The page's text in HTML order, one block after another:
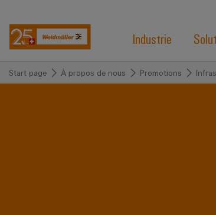
Industrie
Start page À propos de nous Promotions